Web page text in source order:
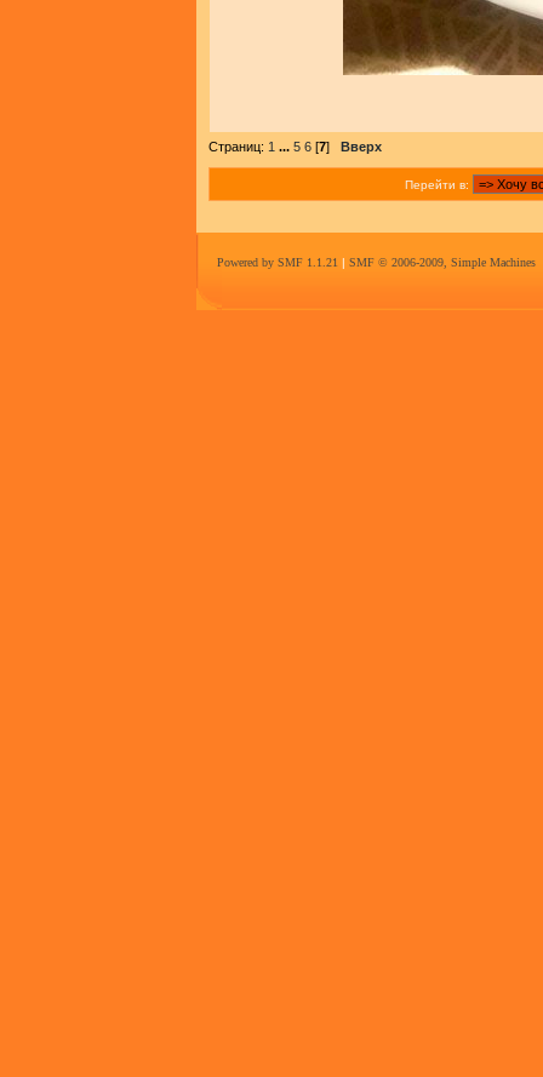
Страниц: 1 ... 5 6 [7] Вверх
Перейти в:
Powered by SMF 1.1.21 | SMF © 2006-2009, Simple Machines